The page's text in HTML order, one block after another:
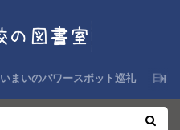
いまいのパワースポット巡礼 日本